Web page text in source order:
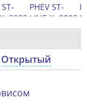
Открытый